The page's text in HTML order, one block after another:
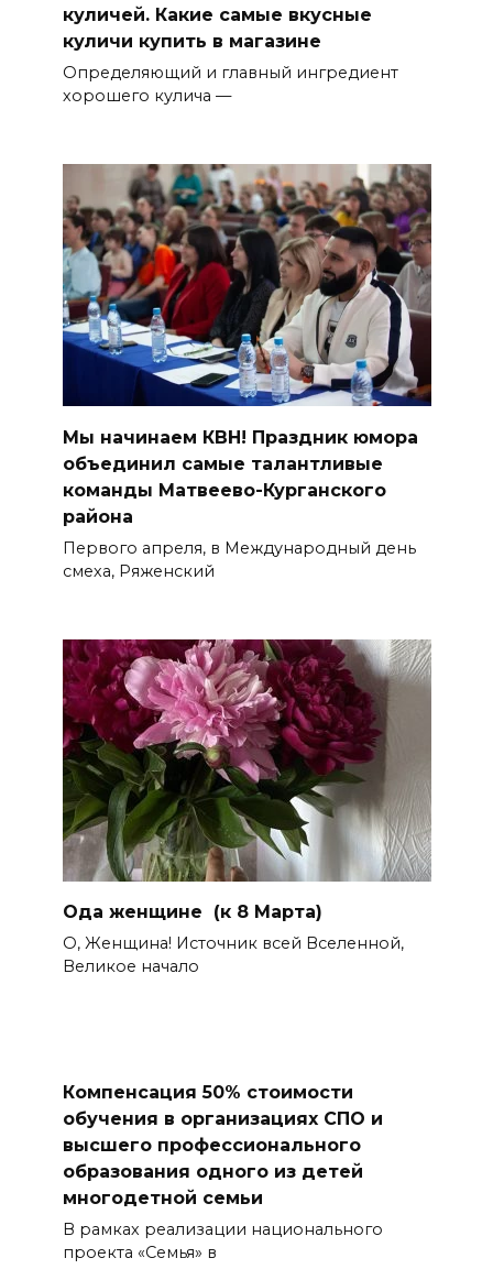
куличей. Какие самые вкусные
куличи купить в магазине
Определяющий и главный ингредиент
хорошего кулича —
Мы начинаем КВН! Праздник юмора
объединил самые талантливые
команды Матвеево-Курганского
района
Первого апреля, в Международный день
смеха, Ряженский
Ода женщине (к 8 Марта)
О, Женщина! Источник всей Вселенной,
Великое начало
Компенсация 50% стоимости
обучения в организациях СПО и
высшего профессионального
образования одного из детей
многодетной семьи
В рамках реализации национального
проекта «Семья» в